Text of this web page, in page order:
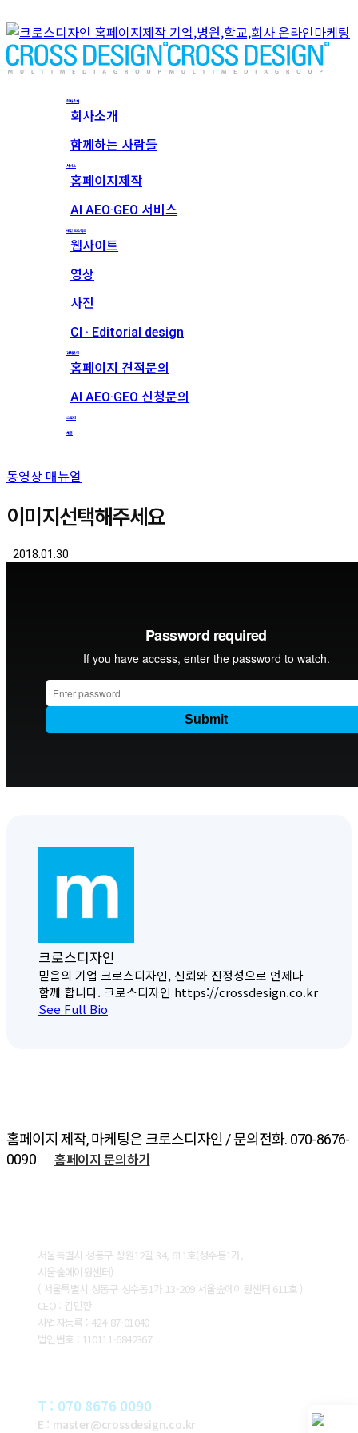
회사소개
회사소개
함께하는 사람들
서비스
홈페이지제작
AI AEO·GEO 서비스
메인 프로젝트
웹사이트
영상
사진
CI · Editorial design
견적문의
홈페이지 견적문의
AI AEO·GEO 신청문의
스토리
채용
동영상 매뉴얼
이미지선택해주세요
2018.01.30
크로스디자인
믿음의 기업 크로스디자인, 신뢰와 진정성으로 언제나
함께 합니다. 크로스디자인 https://crossdesign.co.kr
See Full Bio
홈페이지 제작, 마케팅은 크로스디자인 / 문의전화. 070-8676-
0090
홈페이지 문의하기
서울특별시 성동구 상원12길 34, 611호(성수동1가,
서울숲에이원센터)
( 서울특별시 성동구 성수동1가 13-209 서울숲에이원센터 611호 )
CEO : 김민환
사업자등록 : 424-87-01040
법인번호 : 110111-6842367
T : 070 8676 0090
E : master@crossdesign.co.kr